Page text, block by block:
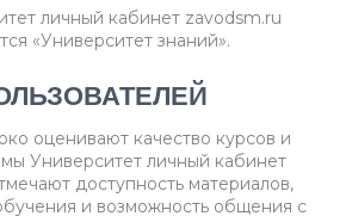
личный кабинет zavodsm.ru
«Университет знаний».
оценивают качество курсов и
Университет личный кабинет
доступность материалов,
и возможность общения с